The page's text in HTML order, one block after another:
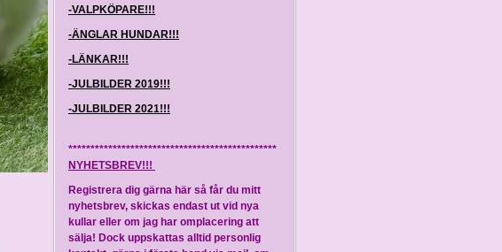
-VALPKÖPARE!!!
-ÄNGLAR HUNDAR!!!
-LÄNKAR!!!
-JULBILDER 2019!!!
-JULBILDER 2021!!!
***********************************************
NYHETSBREV!!!
Registrera dig gärna här så får du mitt
nyhetsbrev, skickas endast ut vid nya
kullar eller om jag har omplacering att
sälja! Dock uppskattas alltid personlig